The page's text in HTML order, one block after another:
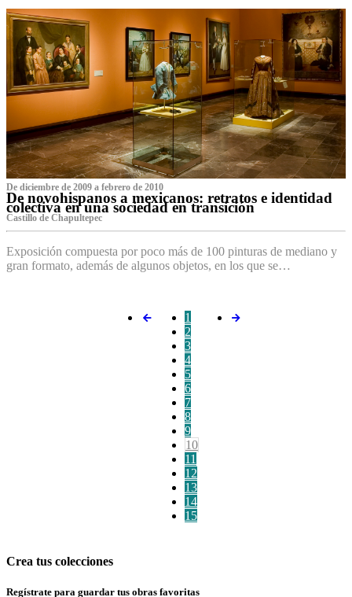
De diciembre de 2009 a febrero de 2010
De novohispanos a mexicanos: retratos e identidad
colectiva en una sociedad en transición
Castillo de Chapultepec
Exposición compuesta por poco más de 100 pinturas de mediano y
gran formato, además de algunos objetos, en los que se…
1
2
3
4
5
6
7
8
9
10
11
12
13
14
15
Crea tus colecciones
Regístrate para guardar tus obras favoritas